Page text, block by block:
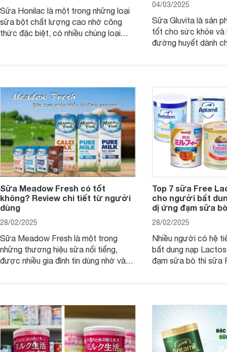
Sữa Honilac là một trong những loại
sữa bột chất lượng cao nhờ công
thức đặc biệt, có nhiều chủng loại
04/03/2025
Sữa Gluvita là sản
tốt cho sức khỏe và
đường huyết dành
thể gì, hãy cùng
hiểu ngay trong bài
Sữa Meadow Fresh có tốt
không? Review chi tiết từ người
dùng
28/02/2025
Sữa Meadow Fresh là một trong
những thương hiệu sữa nổi tiếng,
được nhiều gia đình tin dùng nhờ vào
dưỡng có gì đặc biệt? Giá sữa
Meadow Fresh trên thị trường hiện
nay ra sao? Hãy cùng tìm hiểu ngay.
Top 7 sữa Free
cho người bất
dị ứng đạm sữa bò
28/02/2025
Nhiều người có hệ
bất dung nạp
đạm sữa bò thì sữa
người lớn, giúp giải